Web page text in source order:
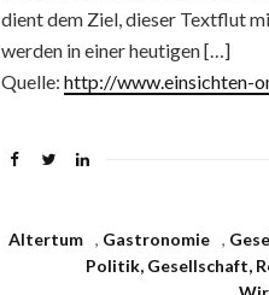
dient dem Ziel, dieser Textflut
werden in einer heutigen […]
Quelle: http://www.einsichten-
Altertum , Gastronomie ,
Politik, Gesellschaft,